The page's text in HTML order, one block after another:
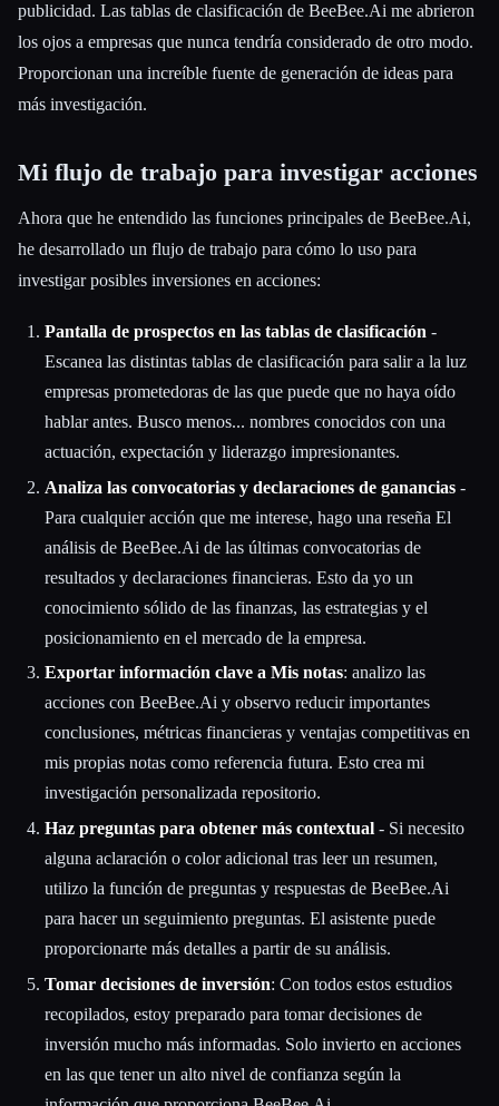
publicidad. Las tablas de clasificación de BeeBee.Ai me abrieron
los ojos a empresas que nunca tendría considerado de otro modo.
Proporcionan una increíble fuente de generación de ideas para
más investigación.
Mi flujo de trabajo para investigar acciones
Ahora que he entendido las funciones principales de BeeBee.Ai,
he desarrollado un flujo de trabajo para cómo lo uso para
investigar posibles inversiones en acciones:
Pantalla de prospectos en las tablas de clasificación -
Escanea las distintas tablas de clasificación para salir a la luz
empresas prometedoras de las que puede que no haya oído
hablar antes. Busco menos... nombres conocidos con una
actuación, expectación y liderazgo impresionantes.
Analiza las convocatorias y declaraciones de ganancias -
Para cualquier acción que me interese, hago una reseña El
análisis de BeeBee.Ai de las últimas convocatorias de
resultados y declaraciones financieras. Esto da yo un
conocimiento sólido de las finanzas, las estrategias y el
posicionamiento en el mercado de la empresa.
Exportar información clave a Mis notas: analizo las
acciones con BeeBee.Ai y observo reducir importantes
conclusiones, métricas financieras y ventajas competitivas en
mis propias notas como referencia futura. Esto crea mi
investigación personalizada repositorio.
Haz preguntas para obtener más contextual - Si necesito
alguna aclaración o color adicional tras leer un resumen,
utilizo la función de preguntas y respuestas de BeeBee.Ai
para hacer un seguimiento preguntas. El asistente puede
proporcionarte más detalles a partir de su análisis.
Tomar decisiones de inversión: Con todos estos estudios
recopilados, estoy preparado para tomar decisiones de
inversión mucho más informadas. Solo invierto en acciones
en las que tener un alto nivel de confianza según la